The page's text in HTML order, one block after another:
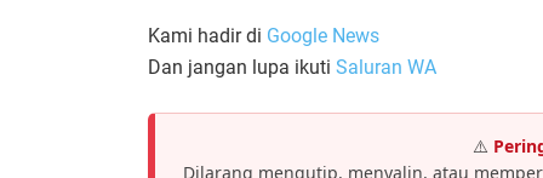
Kami hadir di Google News
Dan jangan lupa ikuti Saluran WA
⚠️
Dilarang mengutip, menyalin, atau